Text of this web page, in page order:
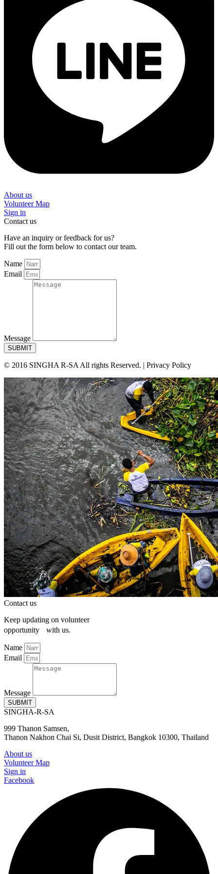
About us
Volunteer Map
Sign in
Contact us
Have an inquiry or feedback for us?
Fill out the form below to contact our team.
Name
Email
Message
SUBMIT
© 2016 SINGHA R-SA All rights Reserved. | Privacy Policy
Contact us
Keep updating on volunteer
opportunity with us.
Name
Email
Message
SUBMIT
SINGHA-R-SA
999 Thanon Samsen,
Thanon Nakhon Chai Si, Dusit District, Bangkok 10300, Thailand
About us
Volunteer Map
Sign in
Facebook